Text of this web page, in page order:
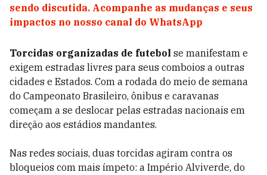
sendo discutida. Acompanhe as mudanças e seus
impactos no nosso canal do WhatsApp
Torcidas organizadas de futebol se manifestam e
exigem estradas livres para seus comboios a outras
cidades e Estados. Com a rodada do meio de semana
do Campeonato Brasileiro, ônibus e caravanas
começam a se deslocar pelas estradas nacionais em
direção aos estádios mandantes.
Nas redes sociais, duas torcidas agiram contra os
bloqueios com mais ímpeto: a Império Alviverde, do